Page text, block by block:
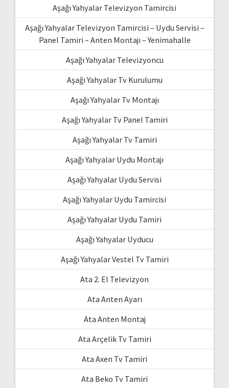
Aşağı Yahyalar Televizyon Tamircisi
Aşağı Yahyalar Televizyon Tamircisi – Uydu Servisi –
Panel Tamiri – Anten Montajı – Yenimahalle
Aşağı Yahyalar Televizyoncu
Aşağı Yahyalar Tv Kurulumu
Aşağı Yahyalar Tv Montajı
Aşağı Yahyalar Tv Panel Tamiri
Aşağı Yahyalar Tv Tamiri
Aşağı Yahyalar Uydu Montajı
Aşağı Yahyalar Uydu Servisi
Aşağı Yahyalar Uydu Tamircisi
Aşağı Yahyalar Uydu Tamiri
Aşağı Yahyalar Uyducu
Aşağı Yahyalar Vestel Tv Tamiri
Ata 2. El Televizyon
Ata Anten Ayarı
Ata Anten Montaj
Ata Arçelik Tv Tamiri
Ata Axen Tv Tamiri
Ata Beko Tv Tamiri